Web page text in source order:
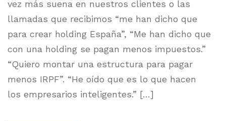
vez más suena en nuestros clientes o las
llamadas que recibimos “me han dicho que
para crear holding España”, “Me han dicho que
con una holding se pagan menos impuestos.”
“Quiero montar una estructura para pagar
menos IRPF”. “He oído que es lo que hacen
los empresarios inteligentes.” […]